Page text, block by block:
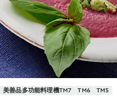
美善品多功能料理機TM7 TM6 TM5